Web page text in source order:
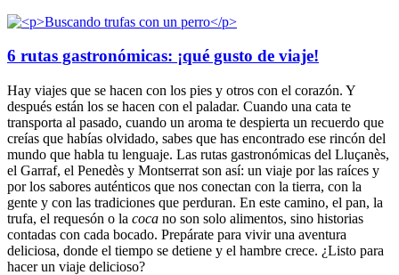
6 rutas gastronómicas: ¡qué gusto de viaje!
Hay viajes que se hacen con los pies y otros con el corazón. Y
después están los se hacen con el paladar. Cuando una cata te
transporta al pasado, cuando un aroma te despierta un recuerdo que
creías que habías olvidado, sabes que has encontrado ese rincón del
mundo que habla tu lenguaje. Las rutas gastronómicas del Lluçanès,
el Garraf, el Penedès y Montserrat son así: un viaje por las raíces y
por los sabores auténticos que nos conectan con la tierra, con la
gente y con las tradiciones que perduran. En este camino, el pan, la
trufa, el requesón o la coca no son solo alimentos, sino historias
contadas con cada bocado. Prepárate para vivir una aventura
deliciosa, donde el tiempo se detiene y el hambre crece. ¿Listo para
hacer un viaje delicioso?